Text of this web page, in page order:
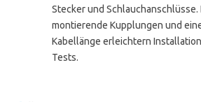
Stecker und Schlauchanschlüsse.
montierende Kupplungen und
Kabellänge erleichtern
Tests.